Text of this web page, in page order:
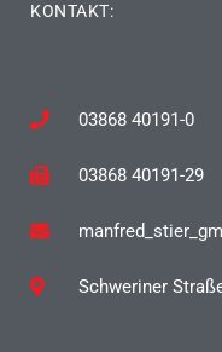
KONTAKT:
03868 40191-0
03868 40191-29
Schweriner